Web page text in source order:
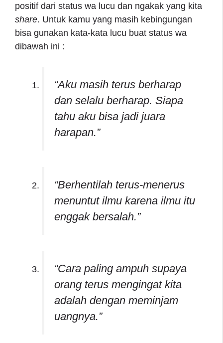
positif dari status wa lucu dan ngakak yang kita
share. Untuk kamu yang masih kebingungan
bisa gunakan kata-kata lucu buat status wa
dibawah ini :
“Aku masih terus berharap
dan selalu berharap. Siapa
tahu aku bisa jadi juara
harapan.”
“Berhentilah terus-menerus
menuntut ilmu karena ilmu itu
enggak bersalah.”
“Cara paling ampuh supaya
orang terus mengingat kita
adalah dengan meminjam
uangnya.”